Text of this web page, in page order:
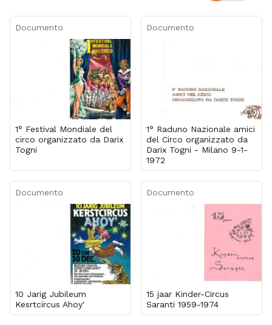
Documento
1° Festival Mondiale del
circo organizzato da Darix
Togni
Documento
1° Raduno Nazionale amici
del Circo organizzato da
Darix Togni - Milano 9-1-
1972
Documento
10 Jarig Jubileum
Kesrtcircus Ahoy'
Documento
15 jaar Kinder-Circus
Saranti 1959-1974